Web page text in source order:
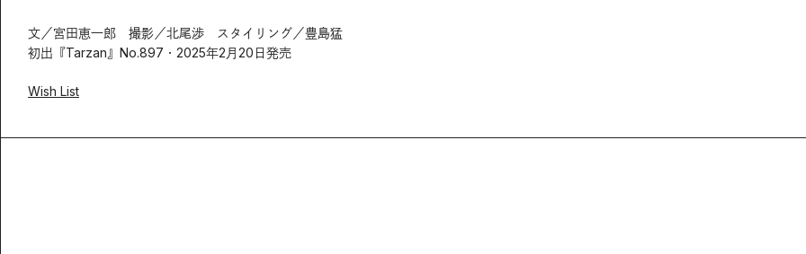
文／宮田恵一郎 撮影／北尾渉 スタイリング／豊島猛
初出『Tarzan』No.897・2025年2月20日発売
Wish List